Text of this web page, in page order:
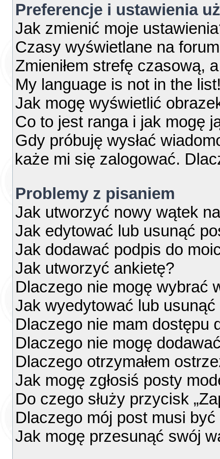
Preferencje i ustawienia
Jak zmienić moje
Czasy wyświetlane na
Zmieniłem strefę czasową,
My language is not in the
Jak mogę wyświetlić
Co to jest ranga i jak mogę
Gdy próbuję wysłać
każe mi się zalogować.
Problemy z pisaniem
Jak utworzyć nowy wątek
Jak edytować lub usunąć
Jak dodawać podpis do
Jak utworzyć ankietę?
Dlaczego nie mogę wybrać
Jak wyedytować lub usunąć
Dlaczego nie mam dostępu
Dlaczego nie mogę
Dlaczego otrzymałem
Jak mogę zgłosiś posty
Do czego służy przycisk
Dlaczego mój post musi
Jak mogę przesunąć swój